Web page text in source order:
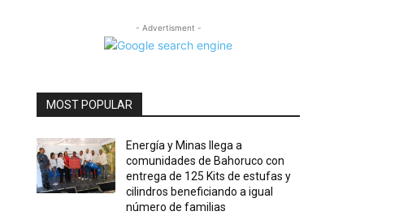
- Advertisment -
MOST POPULAR
Energía y Minas llega a
comunidades de Bahoruco con
entrega de 125 Kits de estufas y
cilindros beneficiando a igual
número de familias